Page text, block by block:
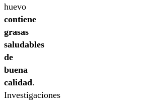
huevo
contiene
grasas
saludables
de
buena
calidad.
Investigaciones